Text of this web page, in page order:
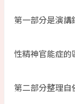
第一部分是演
性精神官能症的
第二部分整理